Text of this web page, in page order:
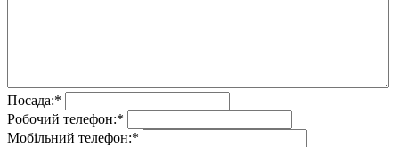
Посада:*
Робочий телефон:*
Мобільний телефон:*